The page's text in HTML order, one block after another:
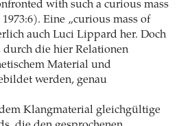
with such a curious mass
Eine „curious mass of
auch Luci Lippard her. Doch
durch die hier Relationen
Material und
werden, genau
Klangmaterial gleichgültige